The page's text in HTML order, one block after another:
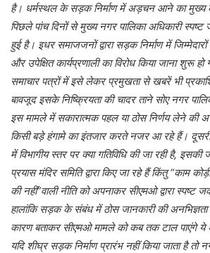
है। धर्मस्थल के सड़क निर्माण में अड़चन आने का मुख्य
पिछले पांच दिनों से मुख्य नगर पालिका अधिकारी
हुई है। इधर समाजजनों द्वारा सड़क निर्माण में जिम्मेदारों
और उपेक्षित कार्यप्रणाली का विरोध किया जाना शुरू
समाचार पत्रों में इसे लेकर प्रमुखता से खबरें भी
बावजूद इसके निष्क्रियता की चादर ताने सोए नगर
इस मामले में सकारात्मक पहल या ठोस निर्णय लेने की
किसी बड़े हंगामे का इंतजार करते नजर आ रहे हैं।
में विभागीय स्तर पर क्या गतिविधि की जा रही है,
प्रयास मंदिर समिति द्वारा किए जा रहे हैं किंतु “काम
की नहीं”वाली नीति को अपनाकर सीएमओ द्वारा स्पष्ट
हालांकि सड़क के संबंध में ठोस जानकारी की
कारण बताकर सीएमओ मामले को कब तक टाल पाएंगे
यदि शीघ्र सड़क निर्माण प्रारंभ नहीं किया जाता है तो